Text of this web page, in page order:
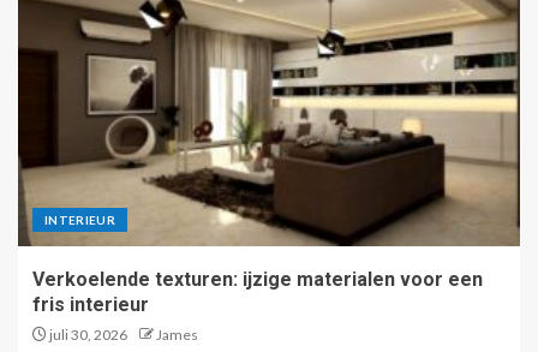
INTERIEUR
Verkoelende texturen: ijzige materialen voor een
fris interieur
juli 30, 2026 James